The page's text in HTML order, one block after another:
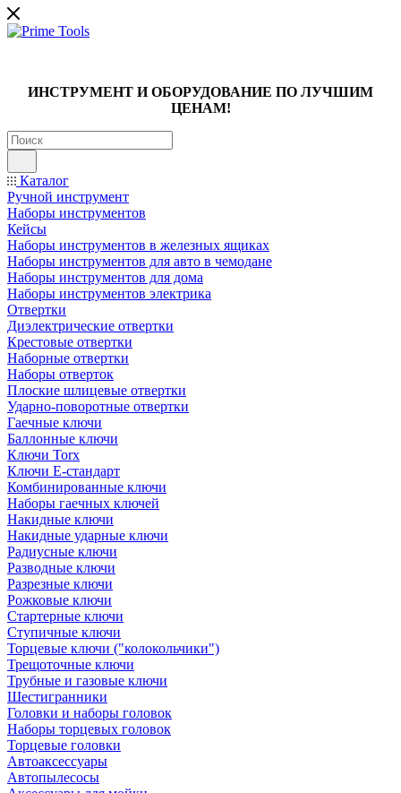
ИНСТРУМЕНТ И ОБОРУДОВАНИЕ ПО ЛУЧШИМ
ЦЕНАМ!
Каталог
Ручной инструмент
Наборы инструментов
Кейсы
Наборы инструментов в железных ящиках
Наборы инструментов для авто в чемодане
Наборы инструментов для дома
Наборы инструментов электрика
Отвертки
Диэлектрические отвертки
Крестовые отвертки
Наборные отвертки
Наборы отверток
Плоские шлицевые отвертки
Ударно-поворотные отвертки
Гаечные ключи
Баллонные ключи
Ключи Torx
Ключи Е-стандарт
Комбинированные ключи
Наборы гаечных ключей
Накидные ключи
Накидные ударные ключи
Радиусные ключи
Разводные ключи
Разрезные ключи
Рожковые ключи
Стартерные ключи
Ступичные ключи
Торцевые ключи ("колокольчики")
Трещоточные ключи
Трубные и газовые ключи
Шестигранники
Головки и наборы головок
Наборы торцевых головок
Торцевые головки
Автоаксессуары
Автопылесосы